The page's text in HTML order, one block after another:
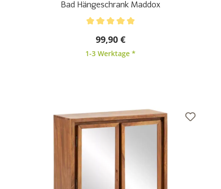
Bad Hängeschrank Maddox
99,90 €
1-3 Werktage *